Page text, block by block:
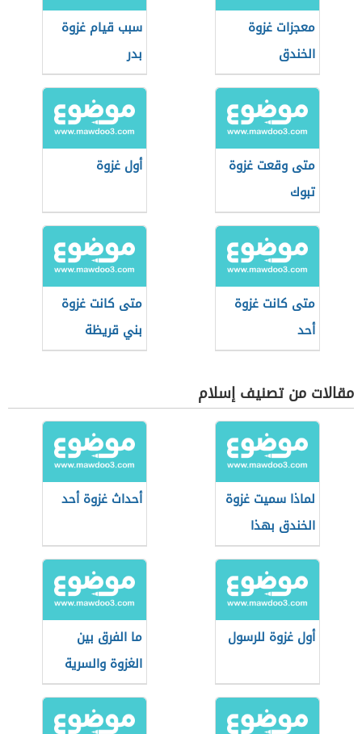
معجزات غزوة
الخندق
سبب قيام غزوة
بدر
متى وقعت غزوة
تبوك
أول غزوة
متى كانت غزوة
أحد
متى كانت غزوة
بني قريظة
مقالات من تصنيف إسلام
لماذا سميت غزوة
الخندق بهذا
الاسم
أحداث غزوة أحد
أول غزوة للرسول
ما الفرق بين
الغزوة والسرية